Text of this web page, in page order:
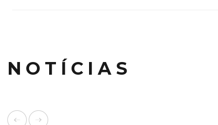
NOTÍCIAS